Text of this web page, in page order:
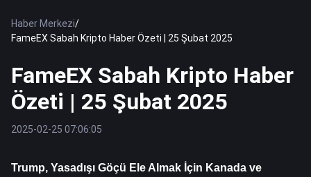
Haber Merkezi/
FameEX Sabah Kripto Haber Özeti | 25 Şubat 2025
FameEX Sabah Kripto Haber
Özeti | 25 Şubat 2025
2025-02-25 07:06:05
Trump, Yasadışı Göçü Ele Almak İçin Kanada ve